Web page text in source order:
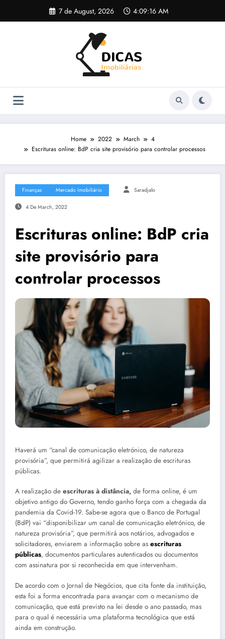
content
7 de August, 2026 4:09:17 AM
Home 2022 March
4
Escrituras online: BdP cria site provisório para controlar processos
Finanças Mercado Imobiliário Saradjalo
4 De March, 2022
Escrituras online: BdP cria
site provisório para
controlar processos
Haverá um “canal de comunicação eletrónico, de natureza
provisória”, que permitirá agilizar a realização de escrituras
públicas.
A realização de escrituras à distância, de forma online, é um
objetivo antigo do Governo, tendo ganho força com a chegada da
pandemia da Covid-19. Sabe-se agora que o Banco de Portugal
(BdP) vai “disponibilizar um canal de comunicação eletrónico, de
natureza provisória”, que permitirá aos notários, advogados e
solicitadores, enviarem a informação sobre as escrituras
públicas, documentos particulares autenticados ou documentos
com assinatura por si reconhecida em que intervenham.
De acordo com o Jornal de Negócios, que cita fonte da instituição,
esta foi a forma encontrada para avançar com o mecanismo de
comunicação, que está previsto na lei desde o ano passado, mas
para o qual é necessária uma plataforma tecnológica que está
ainda em construção.